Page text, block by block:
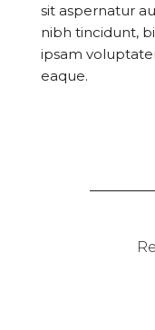
ELLES »
sit aspernatur
nibh tincidunt,
ipsam
eaque.